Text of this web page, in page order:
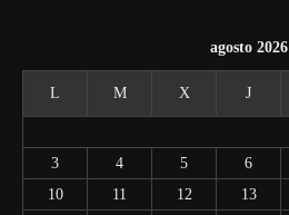
agosto 2026
L M X J
3
4 5 6
10
11 12 13